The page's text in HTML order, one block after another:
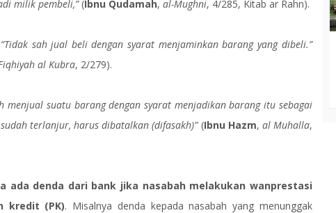
milik pembeli,”(Ibnu Qudamah, al-Mughni, 4/285, Kitab ar Rahn).
“Tidak sah jual beli dengan syarat menjaminkan barang yang dibeli.”
al Kubra, 2/279).
menjual suatu barang dengan syarat menjadikan barang itu sebagai
terlanjur, harus dibatalkan (difasakh)”(Ibnu Hazm, al Muhalla,
ada denda dari bank jika nasabah melakukan wanprestasi
kredit (PK). Misalnya denda kepada nasabah yang menunggak